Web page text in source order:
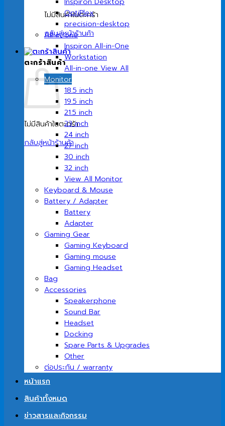
ไม่มีสินค้าในตะกร้า
กลับสู่หน้าร้านค้า
ตะกร้าสินค้า
ไม่มีสินค้าในตะกร้า
กลับสู่หน้าร้านค้า
OptiPlex
precision-desktop
All-in-one
Inspiron All-in-One
Workstation
All-in-one View All
Monitor
18.5 inch
19.5 inch
21.5 inch
23 inch
24 inch
27 inch
30 inch
32 inch
View All Monitor
Keyboard & Mouse
Battery / Adapter
Battery
Adapter
Gaming Gear
Gaming Keyboard
Gaming mouse
Gaming Headset
Bag
Accessories
Speakerphone
Sound Bar
Headset
Docking
Spare Parts & Upgrades
Other
ต่อประกัน / warranty
หน้าแรก
สินค้าทั้งหมด
ข่าวสารและกิจกรรม